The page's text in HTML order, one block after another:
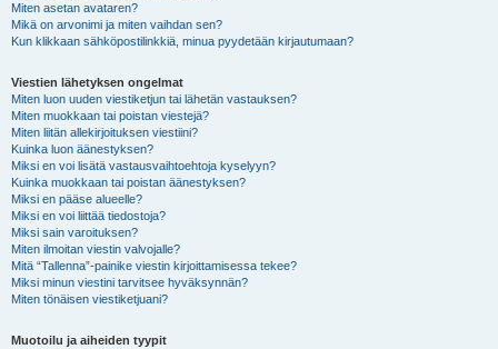
Miten asetan avataren?
Mikä on arvonimi ja miten vaihdan sen?
Kun klikkaan sähköpostilinkkiä, minua pyydetään kirjautumaan?
Viestien lähetyksen ongelmat
Miten luon uuden viestiketjun tai lähetän vastauksen?
Miten muokkaan tai poistan viestejä?
Miten liitän allekirjoituksen viestiini?
Kuinka luon äänestyksen?
Miksi en voi lisätä vastausvaihtoehtoja kyselyyn?
Kuinka muokkaan tai poistan äänestyksen?
Miksi en pääse alueelle?
Miksi en voi liittää tiedostoja?
Miksi sain varoituksen?
Miten ilmoitan viestin valvojalle?
Mitä “Tallenna”-painike viestin kirjoittamisessa tekee?
Miksi minun viestini tarvitsee hyväksynnän?
Miten tönäisen viestiketjuani?
Muotoilu ja aiheiden tyypit